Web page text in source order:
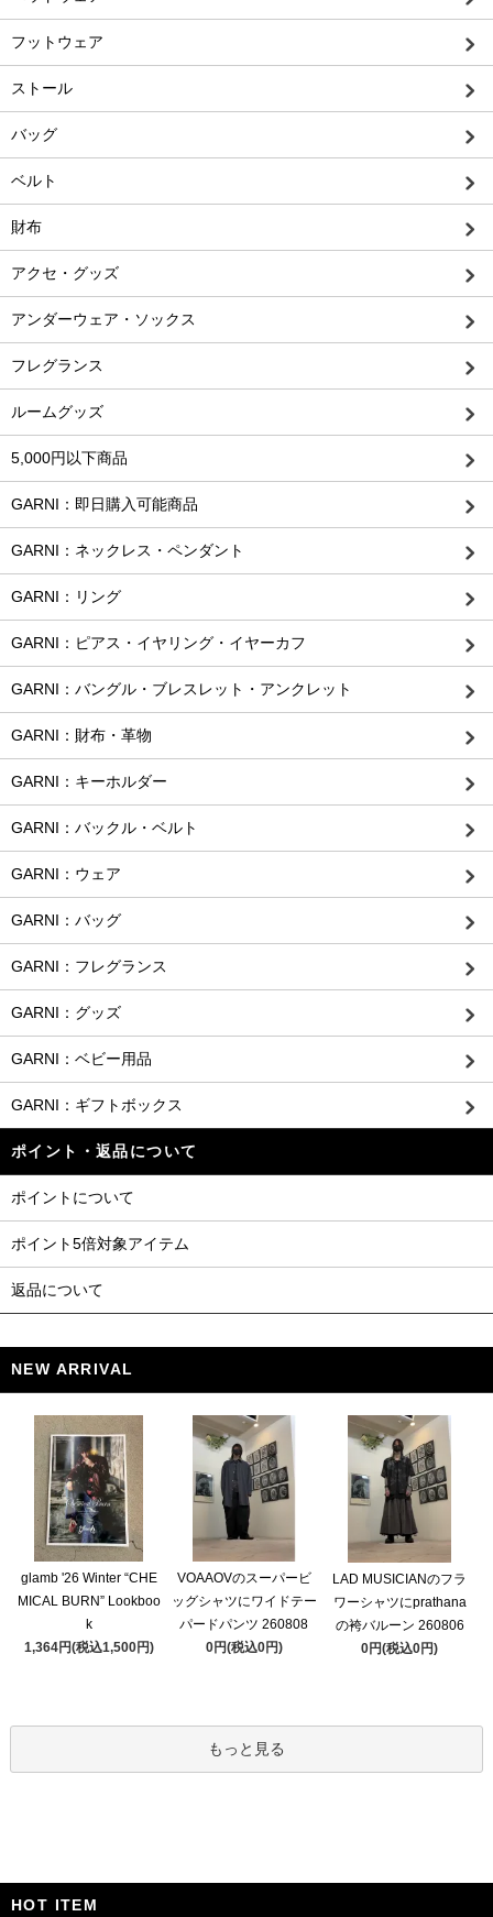
フットウェア
ストール
バッグ
ベルト
財布
アクセ・グッズ
アンダーウェア・ソックス
フレグランス
ルームグッズ
5,000円以下商品
GARNI：即日購入可能商品
GARNI：ネックレス・ペンダント
GARNI：リング
GARNI：ピアス・イヤリング・イヤーカフ
GARNI：バングル・ブレスレット・アンクレット
GARNI：財布・革物
GARNI：キーホルダー
GARNI：バックル・ベルト
GARNI：ウェア
GARNI：バッグ
GARNI：フレグランス
GARNI：グッズ
GARNI：ベビー用品
GARNI：ギフトボックス
ポイント・返品について
ポイントについて
ポイント5倍対象アイテム
返品について
NEW ARRIVAL
glamb '26 Winter “CHE
MICAL BURN” Lookboo
k
1,364円(税込1,500円)
VOAAOVのスーパービ
ッグシャツにワイドテー
パードパンツ 260808
0円(税込0円)
LAD MUSICIANのフラ
ワーシャツにprathana
の袴バルーン 260806
0円(税込0円)
もっと見る
HOT ITEM